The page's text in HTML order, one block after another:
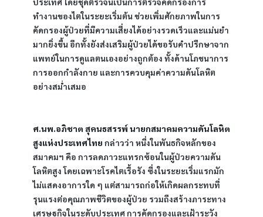
ทำงานของไตในระยะเริ่มต้น ช่วยเพิ่มศักยภาพในการ
คัดกรองผู้ป่วยที่มีความเสี่ยงได้อย่างรวดเร็วและแม่นยำ
มากยิ่งขึ้น อีกทั้งยังส่งเสริมผู้ป่วยได้ขอรับคำปรึกษาจาก
แพทย์ในการดูแลตนเองอย่างถูกต้อง ทั้งด้านโภชนาการ
การออกกำลังกาย และการควบคุมค่าความดันโลหิต
อย่างสม่ำเสมอ
ศ.นพ.อภิชาต สุคนธสรรพ์ นายกสมาคมความดันโลหิต
สูงแห่งประเทศไทย กล่าวว่า หนึ่งในพันธกิจหลักของ
สมาคมฯ คือ การลดภาวะแทรกซ้อนในผู้ป่วยความดัน
โลหิตสูง โดยเฉพาะโรคไตเรื้อรัง ซึ่งในระยะเริ่มแรกมัก
ไม่แสดงอาการใด ๆ แต่สามารถก่อให้เกิดผลกระทบที่
รุนแรงต่อคุณภาพชีวิตของผู้ป่วย รวมถึงสร้างภาระทาง
เศรษฐกิจในระดับประเทศ การคัดกรองและเฝ้าระวัง